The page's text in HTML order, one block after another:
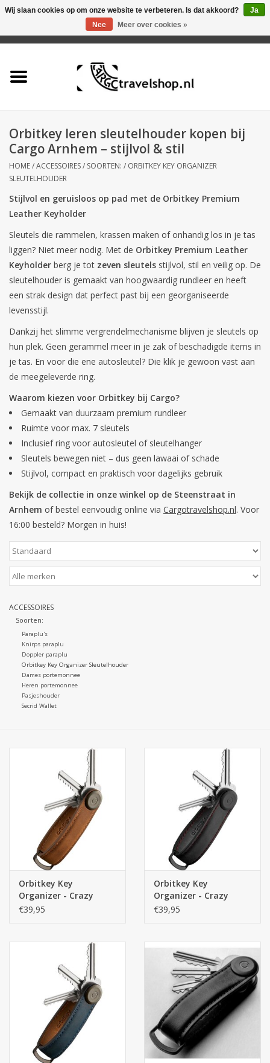
Tas
Rugtas
Koffer
Business
Secrid portemonnee
Merken
Orbitkey leren sleutelhouder kopen bij
Cargo Arnhem – stijlvol & stil
HOME/ACCESSOIRES/ SOORTEN: / ORBITKEY KEY ORGANIZER
SLEUTELHOUDER
Stijlvol en geruisloos op pad met de Orbitkey Premium
Leather Keyholder
Sleutels die rammelen, krassen maken of onhandig los in je tas
liggen? Niet meer nodig. Met de Orbitkey Premium Leather
Keyholder berg je tot zeven sleutels stijlvol, stil en veilig op. De
sleutelhouder is gemaakt van hoogwaardig rundleer en heeft
een strak design dat perfect past bij een georganiseerde
levensstijl.
Dankzij het slimme vergrendelmechanisme blijven je sleutels op
hun plek. Geen gerammel meer in je zak of beschadigde items in
je tas. En voor die ene autosleutel? Die klik je gewoon vast aan
de meegeleverde ring.
Waarom kiezen voor Orbitkey bij Cargo?
Gemaakt van duurzaam premium rundleer
Ruimte voor max. 7 sleutels
Inclusief ring voor autosleutel of sleutelhanger
Sleutels bewegen niet – dus geen lawaai of schade
Stijlvol, compact en praktisch voor dagelijks gebruik
Bekijk de collectie in onze winkel op de Steenstraat in
Arnhem of bestel eenvoudig online via Cargotravelshop.nl. Voor
16:00 besteld? Morgen in huis!
ACCESSOIRES
Soorten:
Paraplu's
Knirps paraplu
Doppler paraplu
Orbitkey Key Organizer Sleutelhouder
Dames portemonnee
Heren portemonnee
Pasjeshouder
Secrid Wallet
Orbitkey Key
Organizer - Crazy
Horse Chestnut Brown
€39,95
Orbitkey Key
Organizer - Crazy
Horse Black Red -
€39,95
Wij slaan cookies op om onze website te verbeteren. Is dat akkoord?
Ja
Nee
Meer over cookies »